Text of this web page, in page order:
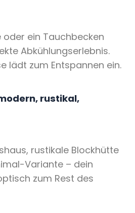
oder ein Tauchbecken
Abkühlungserlebnis.
lädt zum Entspannen ein.
rustikal,
rustikale Blockhütte
Variante – dein
zum Rest des